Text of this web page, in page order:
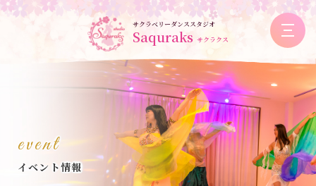
サクラベリーダンススタジオ
Saquraks サクラクス
event
イベント情報